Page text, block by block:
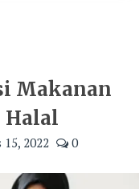
Makanan
Halal
2022 0